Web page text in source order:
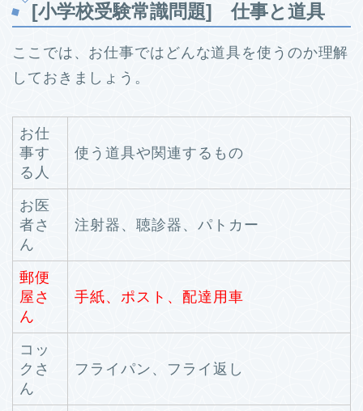
[小学校受験常識問題] 仕事と道具
ここでは、お仕事ではどんな道具を使うのか理解
しておきましょう。
お仕
事す
る人
使う道具や関連するもの
お医
者さ
ん
注射器、聴診器、パトカー
郵便
屋さ
ん
手紙、ポスト、配達用車
コッ
クさ
ん
フライパン、フライ返し